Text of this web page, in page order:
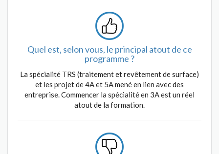
Quel est, selon vous, le principal atout de ce
programme ?
La spécialité TRS (traitement et revêtement de surface)
et les projet de 4A et 5A mené en lien avec des
entreprise. Commencer la spécialité en 3A est un réel
atout de la formation.